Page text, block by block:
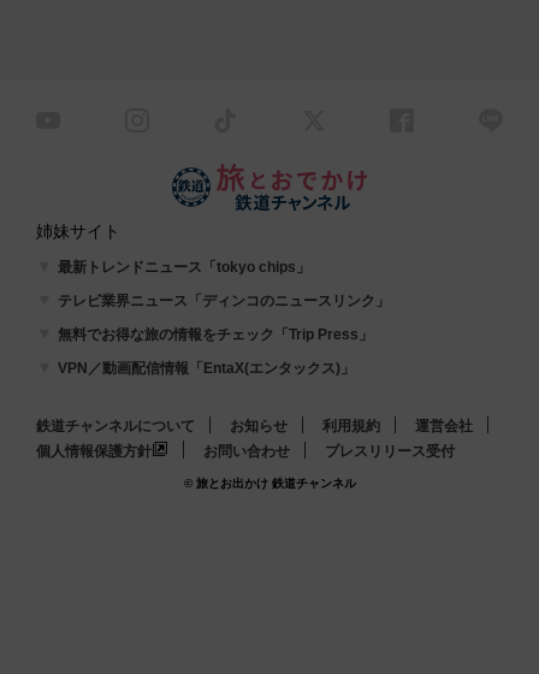
姉妹サイト
最新トレンドニュース「tokyo chips」
テレビ業界ニュース「ディンコのニュースリンク」
無料でお得な旅の情報をチェック「Trip Press」
VPN／動画配信情報「EntaX(エンタックス)」
鉄道チャンネルについて お知らせ 利用規約
運営会社
個人情報保護方針
お問い合わせ プレスリリース受付
© 旅とお出かけ 鉄道チャンネル